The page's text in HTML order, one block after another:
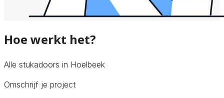
Hoe werkt het?
Alle stukadoors in Hoelbeek
Omschrijf je project